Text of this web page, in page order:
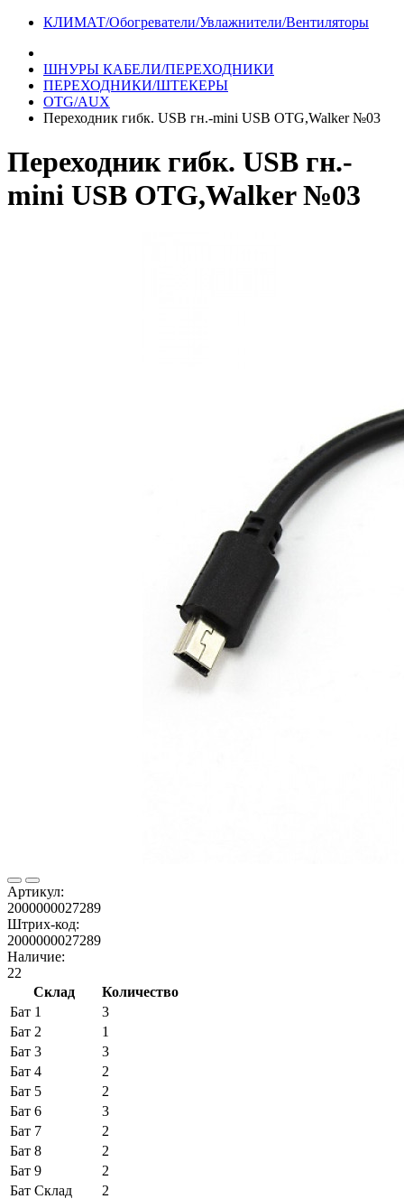
КЛИМАТ/Обогреватели/Увлажнители/Вентиляторы
ШНУРЫ КАБЕЛИ/ПЕРЕХОДНИКИ
ПЕРЕХОДНИКИ/ШТЕКЕРЫ
OTG/AUX
Переходник гибк. USB гн.-mini USB OTG,Walker №03
Переходник гибк. USB гн.-
mini USB OTG,Walker №03
Артикул:
2000000027289
Штрих-код:
2000000027289
Наличие:
22
Склад
Количество
Бат 1
3
Бат 2
1
Бат 3
3
Бат 4
2
Бат 5
2
Бат 6
3
Бат 7
2
Бат 8
2
Бат 9
2
Бат Склад
2